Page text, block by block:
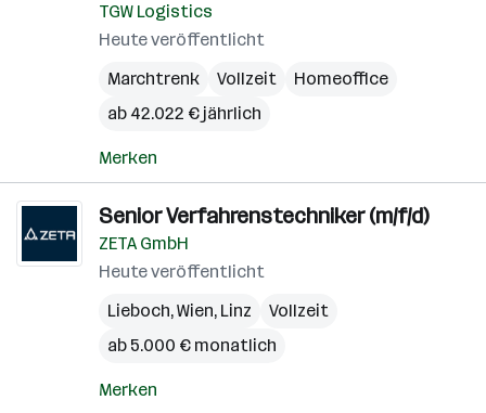
TGW Logistics
Heute veröffentlicht
Marchtrenk
Vollzeit
Homeoffice
ab 42.022 € jährlich
Merken
Senior Verfahrenstechniker (m/f/d)
ZETA GmbH
Heute veröffentlicht
Lieboch,Wien, Linz
Vollzeit
ab 5.000 € monatlich
Merken